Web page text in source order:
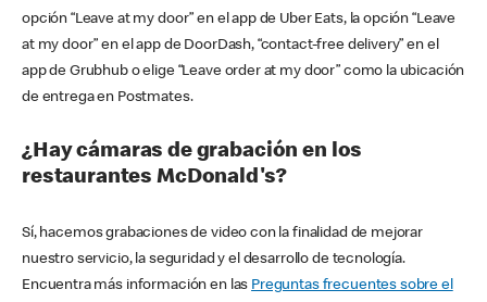
opción “Leave at my door” en el app de Uber Eats, la opción “Leave
at my door” en el app de DoorDash, “contact-free delivery” en el
app de Grubhub o elige “Leave order at my door” como la ubicación
de entrega en Postmates.
¿Hay cámaras de grabación en los
restaurantes McDonald's?
Sí, hacemos grabaciones de video con la finalidad de mejorar
nuestro servicio, la seguridad y el desarrollo de tecnología.
Encuentra más información en las Preguntas frecuentes sobre el